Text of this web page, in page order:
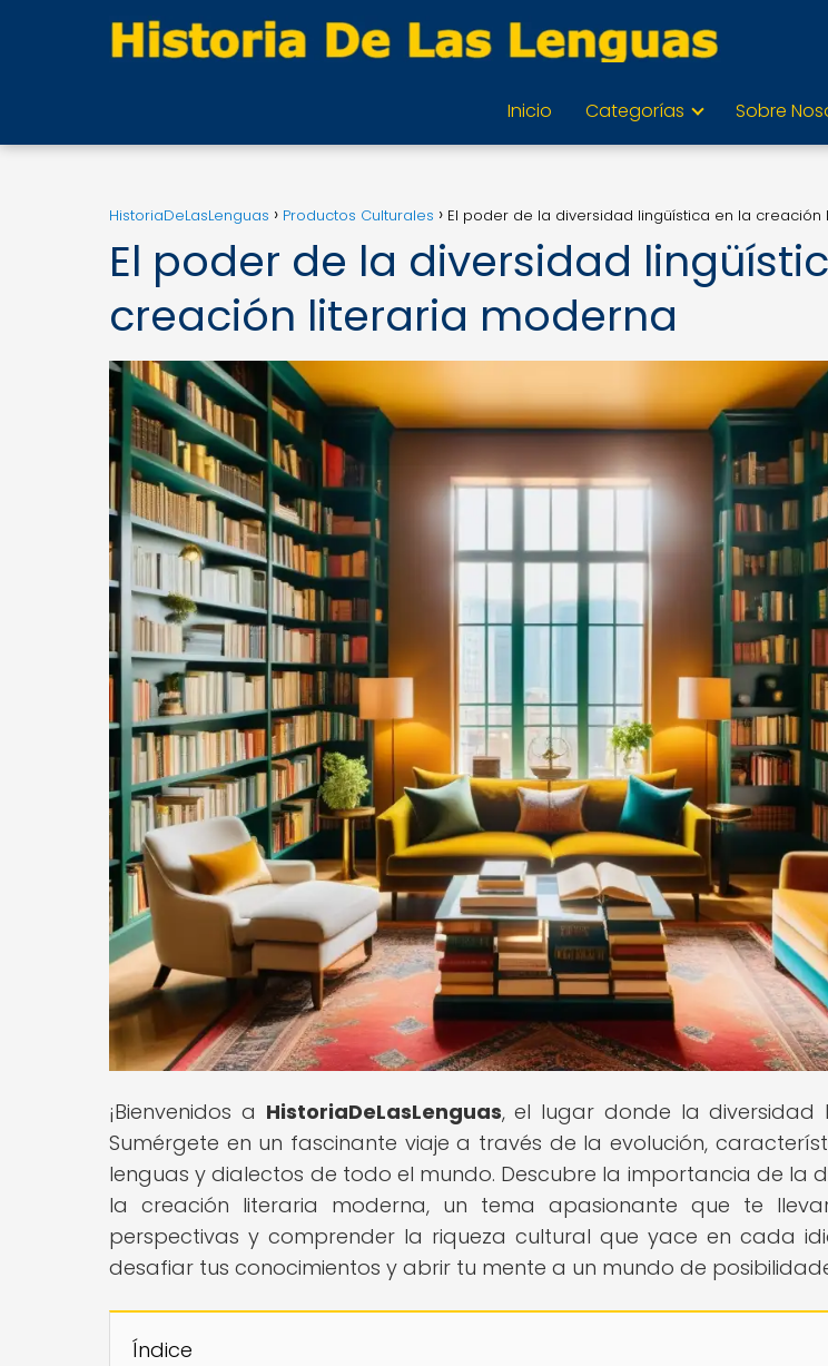
Inicio Categorías Sobre
HistoriaDeLasLenguas Productos Culturales El poder de la diversidad lingüística en la
El poder de la diversidad
creación literaria moderna
¡Bienvenidos a HistoriaDeLasLenguas, el lugar donde la diversidad
Sumérgete en un fascinante viaje a través de la evolución,
lenguas y dialectos de todo el mundo. Descubre la importancia de la
la creación literaria moderna, un tema apasionante que te
perspectivas y comprender la riqueza cultural que yace en cada
desafiar tus conocimientos y abrir tu mente a un mundo de
Índice